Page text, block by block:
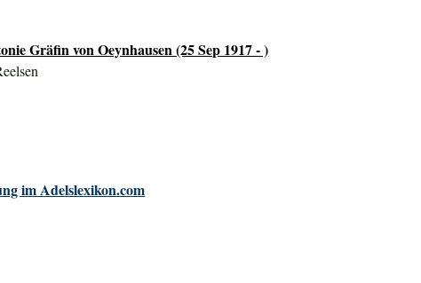
Gräfin von Oeynhausen (25 Sep 1917 - )
im Adelslexikon.com